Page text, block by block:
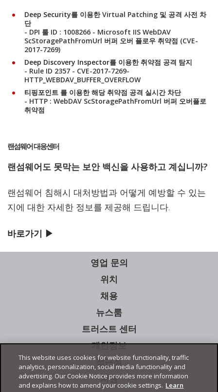
Deep Security를 이용한 Virtual Patching 및 공격 사전 차
단
- DPI 룰 ID : 1008266 - Microsoft IIS WebDAV
ScStoragePathFromUrl 버퍼 오버 플로우 취약점 (CVE-
2017-7269)
Deep Discovery Inspector를 이용한 취약점 공격 탐지
- Rule ID 2357 - CVE-2017-7269-
HTTP_WEBDAV_BUFFER_OVERFLOW
티핑포인트 를 이용한 해당 취약점 공격 실시간 차단
- HTTP : WebDAV ScStoragePathFromUrl 버퍼 오버플로
취약점
랜섬웨어 대응센터
랜섬웨어도 못막는 보안 백신을 사용하고 계십니까?
랜섬웨어 침해시 대처방법과 어떻게 예방할 수 있는
지에 대한 자세한 정보를 제공해 드립니다.
바로가기 ▶
영업 문의
위치
채용
뉴스룸
트러스트 센터
개인정보
접근성
지원
This website uses cookies for website functionality, traffic
analytics, personalization, social media functionality and
advertising. Our Cookie Notice provides more information
and explains how to amend your cookie settings. Learn